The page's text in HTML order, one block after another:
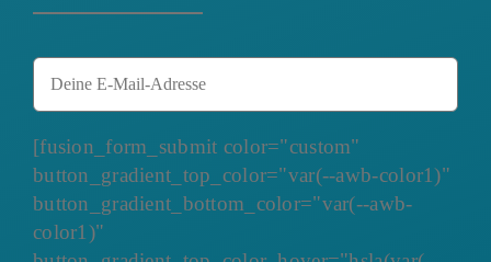
[fusion_form_submit color="custom"
button_gradient_top_color="var(--awb-color1)"
button_gradient_bottom_color="var(--awb-
color1)"